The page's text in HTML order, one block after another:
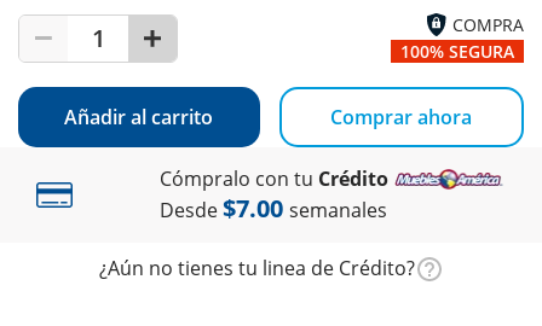
1
COMPRA
100% SEGURA
Añadir al carrito Comprar ahora
Cómpralo con tu Crédito
Desde$7.00 semanales
¿Aún no tienes tu linea de Crédito?